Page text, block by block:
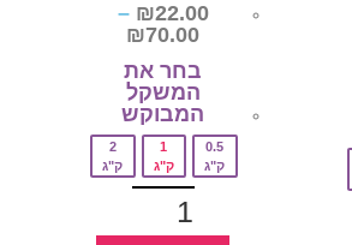
₪22.00
–
₪70.00
בחר את
המשקל
המבוקש‎
0.5
ק"ג
1
ק"ג
2
ק"ג